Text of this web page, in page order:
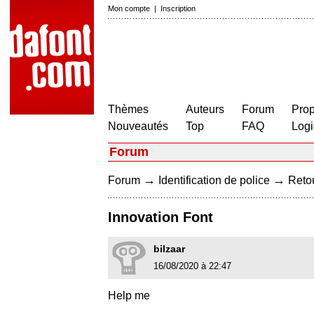
Mon compte | Inscription
Thèmes
Nouveautés
Auteurs
Top
Forum
FAQ
Forum
Forum → Identification de police →
Innovation Font
bilzaar
16/08/2020 à 22:47
Help me